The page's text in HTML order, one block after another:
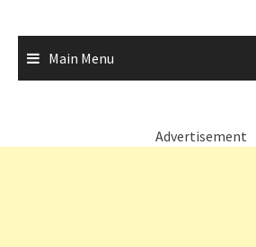
Main Menu
Advertisement